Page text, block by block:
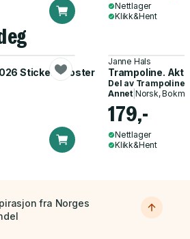
Nettlager
Klikk&Hent
Sticker Booster
Janne Hals
Trampoline.
Del av Trampoline
Annet| Norsk,
179,-
Nettlager
Klikk&Hent
fra Norges